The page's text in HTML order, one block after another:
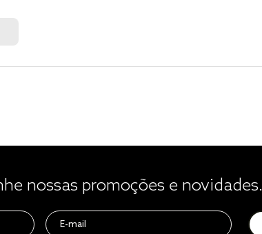
nossas promoções e novidades.